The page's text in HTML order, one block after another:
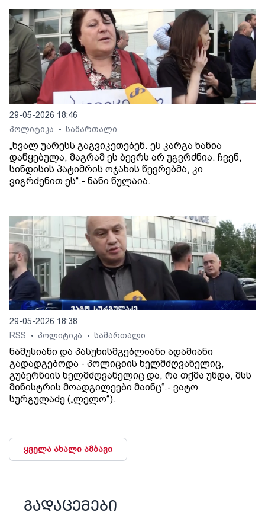
29-05-2026 18:46
პოლიტიკა
• სამართალი
„ხვალ უარესს გაგვიკეთებენ. ეს კარგა ხანია
დაწყებულა, მაგრამ ეს ბევრს არ უგვრძნია. ჩვენ,
სინდისის პატიმრის ოჯახის წევრებმა, კი
ვიგრძენით ეს“.- ნანი წულაია.
29-05-2026 18:38
RSS
• პოლიტიკა • სამართალი
ნამუსიანი და პასუხისმგებლიანი ადამიანი
გადადგებოდა - პოლიციის ხელმძღვანელიც,
გუბერნიის ხელმძღვანელიც და, რა თქმა უნდა, შსს
მინისტრის მოადგილეები მაინც“.- ვატო
სურგულაძე („ლელო“).
ყველა ახალი ამბავი
გადაცემები